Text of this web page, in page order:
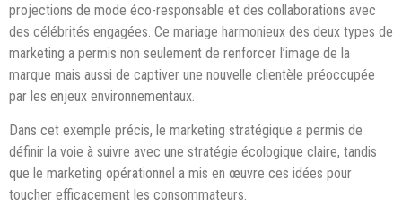
projections de mode éco-responsable et des collaborations avec
des célébrités engagées. Ce mariage harmonieux des deux types de
marketing a permis non seulement de renforcer l’image de la
marque mais aussi de captiver une nouvelle clientèle préoccupée
par les enjeux environnementaux.
Dans cet exemple précis, le marketing stratégique a permis de
définir la voie à suivre avec une stratégie écologique claire, tandis
que le marketing opérationnel a mis en œuvre ces idées pour
toucher efficacement les consommateurs.